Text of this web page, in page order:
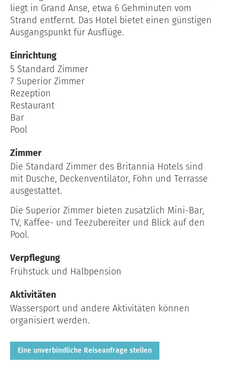
liegt in Grand Anse, etwa 6 Gehminuten vom
Strand entfernt. Das Hotel bietet einen günstigen
Ausgangspunkt für Ausflüge.
Einrichtung
5 Standard Zimmer
7 Superior Zimmer
Rezeption
Restaurant
Bar
Pool
Zimmer
Die Standard Zimmer des Britannia Hotels sind
mit Dusche, Deckenventilator, Föhn und Terrasse
ausgestattet.
Die Superior Zimmer bieten zusätzlich Mini-Bar,
TV, Kaffee- und Teezubereiter und Blick auf den
Pool.
Verpflegung
Frühstück und Halbpension
Aktivitäten
Wassersport und andere Aktivitäten können
organisiert werden.
Eine unverbindliche Reiseanfrage stellen